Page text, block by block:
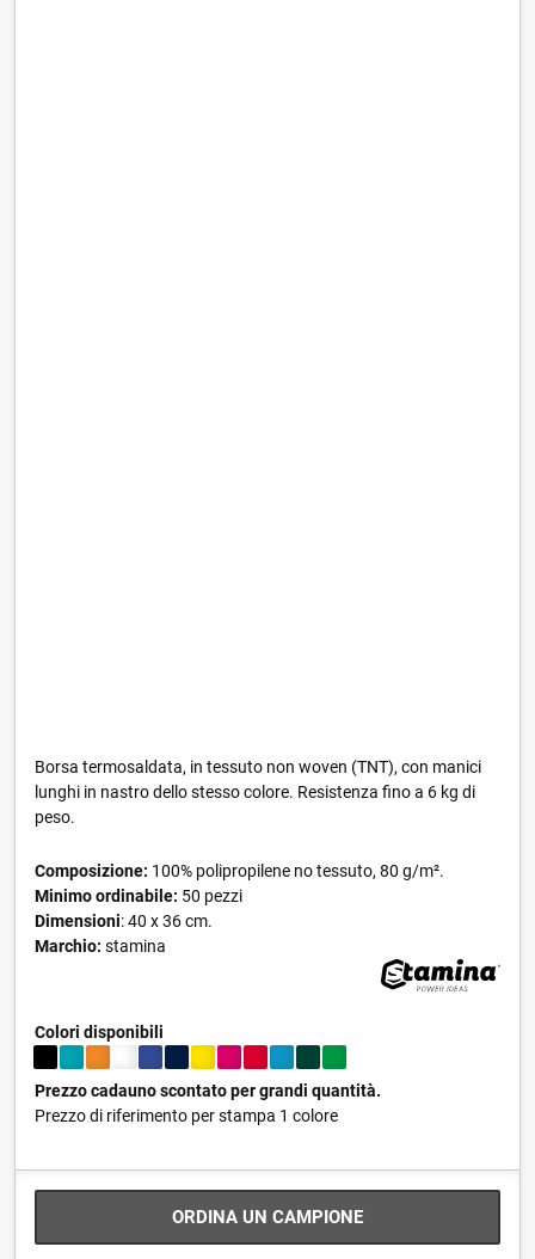
Borsa termosaldata, in tessuto non woven (TNT), con manici
lunghi in nastro dello stesso colore. Resistenza fino a 6 kg di
peso.
Composizione: 100% polipropilene no tessuto, 80 g/m².
Minimo ordinabile: 50 pezzi
Dimensioni: 40 x 36 cm.
Marchio: stamina
Colori disponibili
Prezzo cadauno scontato per grandi quantità.
Prezzo di riferimento per stampa 1 colore
ORDINA UN CAMPIONE